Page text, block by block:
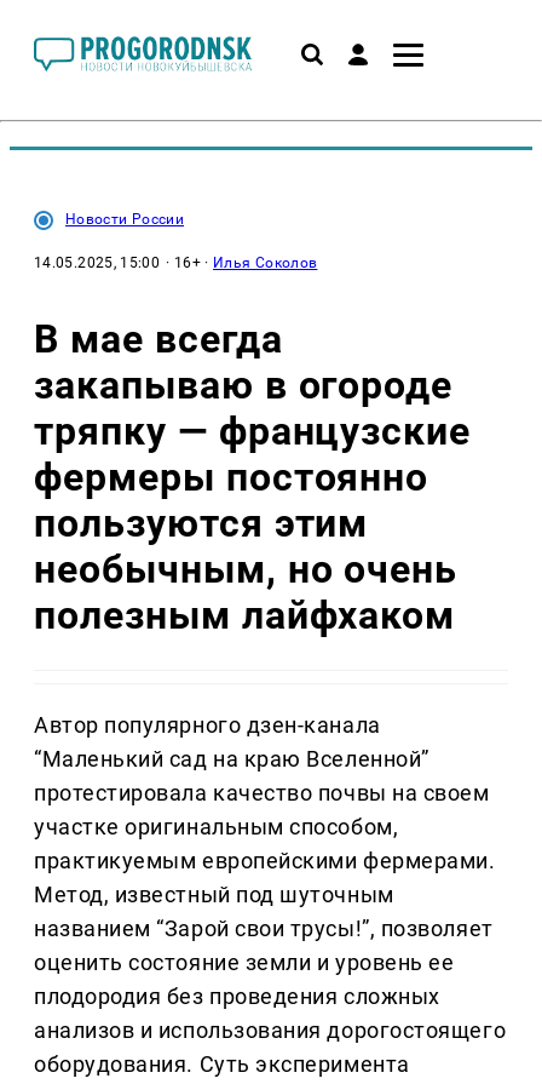
Новости России
14.05.2025, 15:00 · 16+ · Илья Соколов
В мае всегда
закапываю в огороде
тряпку — французские
фермеры постоянно
пользуются этим
необычным, но очень
полезным лайфхаком
Автор популярного дзен-канала
“Маленький сад на краю Вселенной”
протестировала качество почвы на своем
участке оригинальным способом,
практикуемым европейскими фермерами.
Метод, известный под шуточным
названием “Зарой свои трусы!”, позволяет
оценить состояние земли и уровень ее
плодородия без проведения сложных
анализов и использования дорогостоящего
оборудования. Суть эксперимента